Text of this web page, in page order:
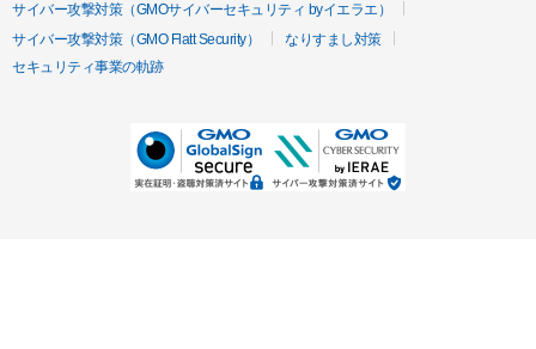
サイバー攻撃対策（GMOサイバーセキュリティ byイエラエ）
サイバー攻撃対策（GMO Flatt Security）
なりすまし対策
セキュリティ事業の軌跡